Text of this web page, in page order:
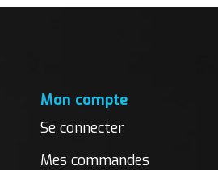
Mon compte
Se connecter
Mes commandes